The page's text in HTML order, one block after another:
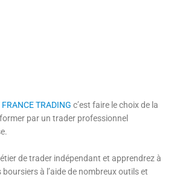
FRANCE TRADING c’est faire le choix de la
par un trader professionnel
de trader indépendant et apprendrez à
à l’aide de nombreux outils et